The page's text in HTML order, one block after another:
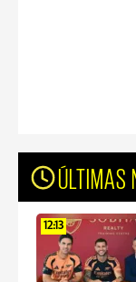
ÚLTIMAS
12:13